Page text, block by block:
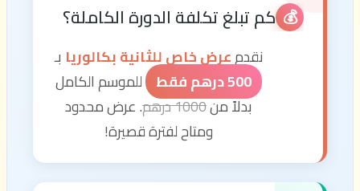
💰 كم تبلغ تكلفة الدورة الكاملة؟
نقدمعرض خاص للثانية بكالوريا بـ
500 درهم فقط
للموسم الكامل
بدلاً من1000 درهم
. عرض محدود
ومتاح لفترة قصيرة!